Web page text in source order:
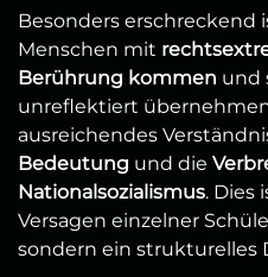
Besonders erschreckend
Menschen mit
Berührung kommen und
unreflektiert
ausreichendes
Bedeutung und die
Nationalsozialismus. Dies
Versagen einzelner
sondern ein strukturelles